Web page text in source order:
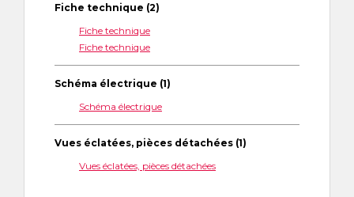
Fiche technique (2)
Fiche technique
Fiche technique
Schéma électrique (1)
Schéma électrique
Vues éclatées, pièces détachées (1)
Vues éclatées, pièces détachées